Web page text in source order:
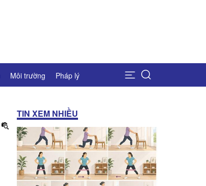
Môi trường Pháp lý
TIN XEM NHIỀU